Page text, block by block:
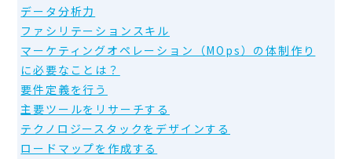
データ分析力
ファシリテーションスキル
マーケティングオペレーション（MOps）の体制作り
に必要なことは？
要件定義を行う
主要ツールをリサーチする
テクノロジースタックをデザインする
ロードマップを作成する